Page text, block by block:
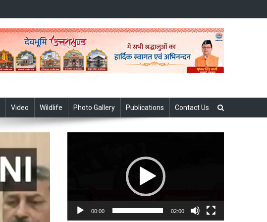
Video Wildlife Photo Gallery Publications Contact Us
00:00 02:00